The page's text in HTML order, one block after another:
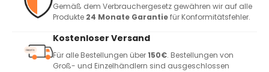
Gemäß dem Verbrauchergesetz gewähren wir auf alle
Produkte 24 Monate Garantiefür Konformitätsfehler.
Kostenloser Versand
Für alle Bestellungen über150€. Bestellungen von
Groß- und Einzelhändlern sind ausgeschlossen